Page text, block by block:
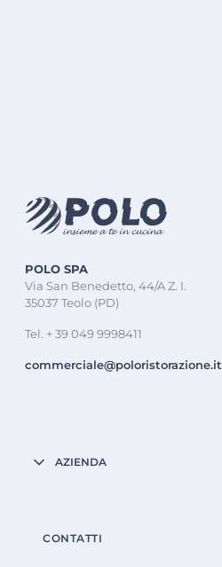
POLO SPA
Via San Benedetto, 44/A Z. I.
35037 Teolo (PD)
Tel. + 39 049 9998411
commerciale@poloristorazione.it
AZIENDA
CONTATTI